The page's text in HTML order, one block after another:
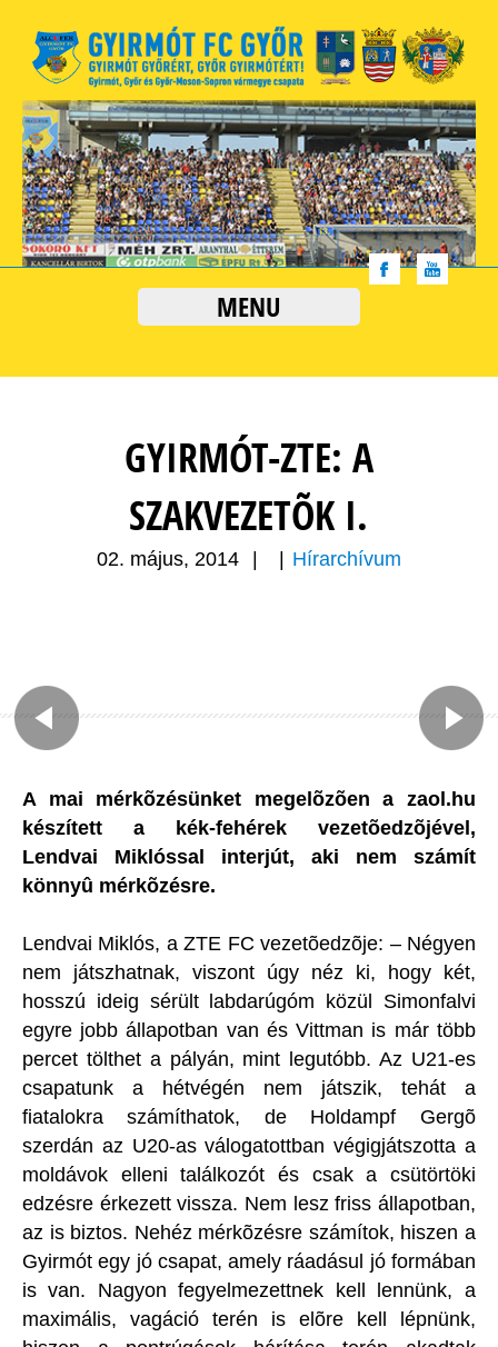
MENU
GYIRMÓT-ZTE: A
SZAKVEZETÕK I.
02. május, 2014 Hírarchívum
A mai mérkõzésünket megelõzõen a zaol.hu
készített a kék-fehérek vezetõedzõjével,
Lendvai Miklóssal interjút, aki nem számít
könnyû mérkõzésre.
Lendvai Miklós, a ZTE FC vezetõedzõje: – Négyen
nem játszhatnak, viszont úgy néz ki, hogy két,
hosszú ideig sérült labdarúgóm közül Simonfalvi
egyre jobb állapotban van és Vittman is már több
percet tölthet a pályán, mint legutóbb. Az U21-es
csapatunk a hétvégén nem játszik, tehát a
fiatalokra számíthatok, de Holdampf Gergõ
szerdán az U20-as válogatottban végigjátszotta a
moldávok elleni találkozót és csak a csütörtöki
edzésre érkezett vissza. Nem lesz friss állapotban,
az is biztos. Nehéz mérkõzésre számítok, hiszen a
Gyirmót egy jó csapat, amely ráadásul jó formában
is van. Nagyon fegyelmezettnek kell lennünk, a
maximális, vagáció terén is elõre kell lépnünk,